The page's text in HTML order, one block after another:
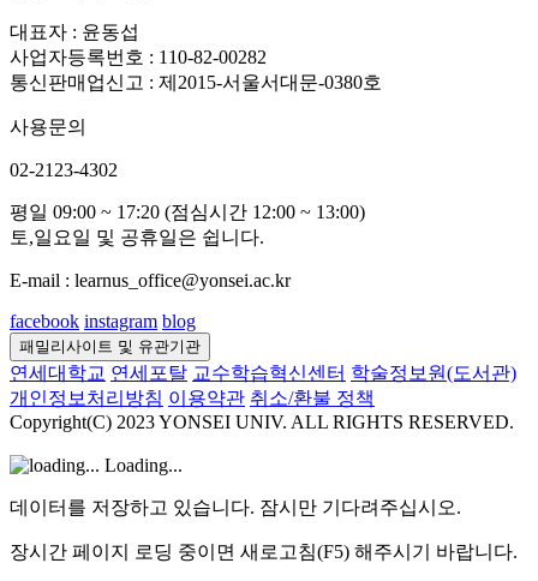
대표자 : 윤동섭
사업자등록번호 : 110-82-00282
통신판매업신고 : 제2015-서울서대문-0380호
사용문의
02-2123-4302
평일 09:00 ~ 17:20 (점심시간 12:00 ~ 13:00)
토,일요일 및 공휴일은 쉽니다.
E-mail : learnus_office@yonsei.ac.kr
facebook instagram blog
패밀리사이트 및 유관기관
연세대학교 연세포탈 교수학습혁신센터 학술정보원(도서관)
개인정보처리방침 이용약관 취소/환불 정책
Copyright(C) 2023 YONSEI UNIV. ALL RIGHTS RESERVED.
Loading...
데이터를 저장하고 있습니다. 잠시만 기다려주십시오.
장시간 페이지 로딩 중이면 새로고침(F5) 해주시기 바랍니다.